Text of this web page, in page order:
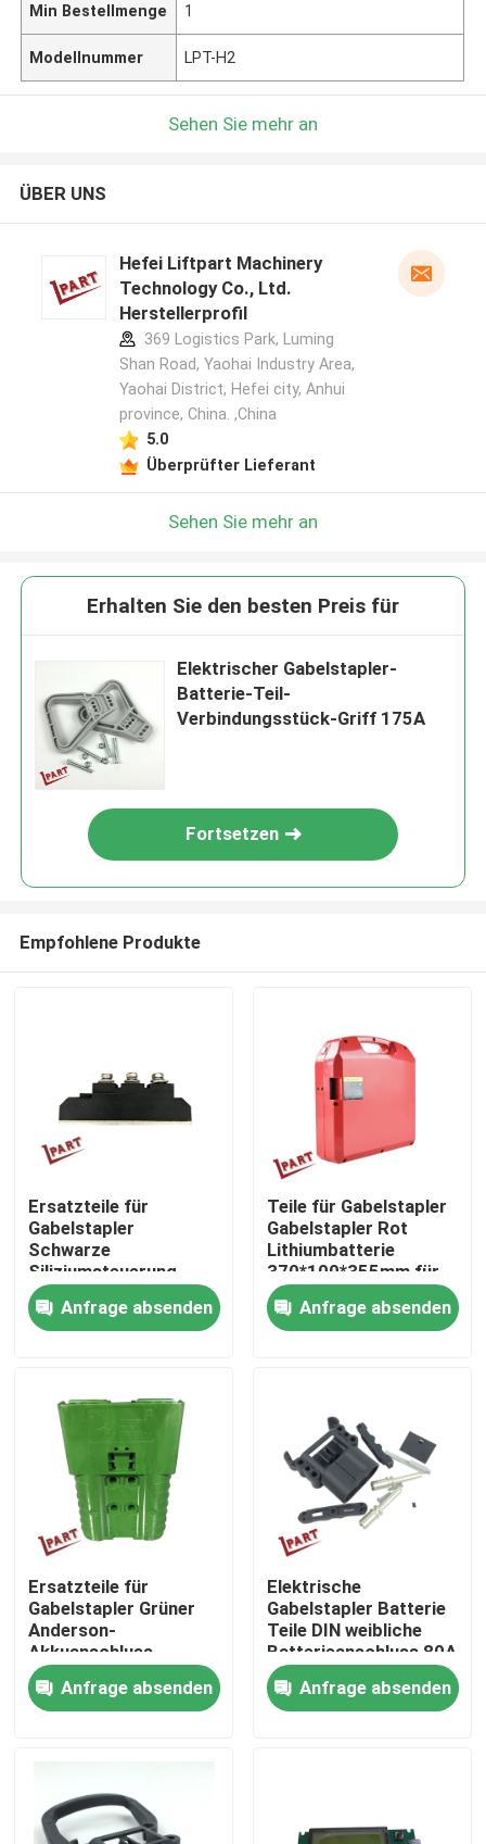
Nach Hause
Über uns
Produkte
Videos
Gabelstapler-Batterie-Teile
Gabelstapler-Antriebsrad
Gabelstapler-Bewegungsprüfer
LED-Gabelstapler-Lichter
Min Bestellmenge 1
Modellnummer LPT-H2
Sehen Sie mehr an
ÜBER UNS
Hefei Liftpart Machinery
Technology Co., Ltd.
Herstellerprofil
369 Logistics Park, Luming
Shan Road, Yaohai Industry Area,
Yaohai District, Hefei city, Anhui
province, China. ,China
5.0
Überprüfter Lieferant
Sehen Sie mehr an
Erhalten Sie den besten Preis für
Elektrischer Gabelstapler-
Batterie-Teil-
Verbindungsstück-Griff 175A
Fortsetzen
Empfohlene Produkte
Ersatzteile für
Gabelstapler
Schwarze
Siliziumsteuerung
MZK100-04 für
Batterielader
Anfrage absenden
Teile für Gabelstapler
Gabelstapler Rot
Lithiumbatterie
370*100*355mm für
Gabelstapler Cbd15j-
Li-SAnfrage absenden
Ersatzteile für
Gabelstapler Grüner
Anderson-
Akkuanschluss
SBE320 320A 150V
Anfrage absenden
Elektrische
Gabelstapler Batterie
Teile DIN weibliche
Batterieanschluss 80A
für individuelle
Bedürfnisse
Anfrage absenden